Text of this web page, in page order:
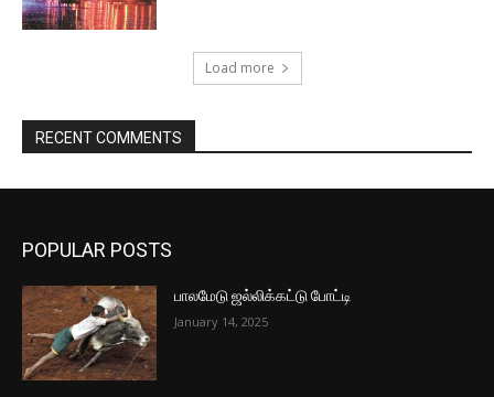
Load more
RECENT COMMENTS
POPULAR POSTS
பாலமேடு ஜல்லிக்கட்டு போட்டி
January 14, 2025